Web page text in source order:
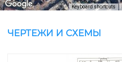
Keyboard shortcuts
ЧЕРТЕЖИ И СХЕМЫ